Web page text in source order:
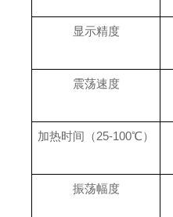
显示精度
震荡速度
加热时间（25-100℃）
振荡幅度